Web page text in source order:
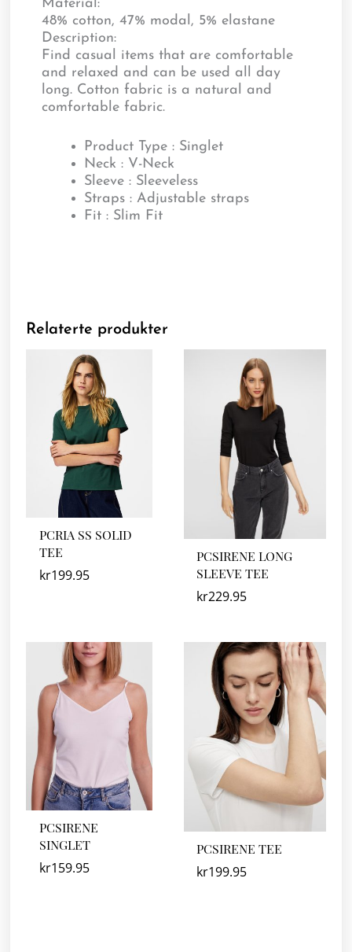
Material:
48% cotton, 47% modal, 5% elastane
Description:
Find casual items that are comfortable
and relaxed and can be used all day
long. Cotton fabric is a natural and
comfortable fabric.
Product Type : Singlet
Neck : V-Neck
Sleeve : Sleeveless
Straps : Adjustable straps
Fit : Slim Fit
Relaterte produkter
PCRIA SS SOLID
TEE
kr199.95
PCSIRENE LONG
SLEEVE TEE
kr229.95
PCSIRENE
SINGLET
kr159.95
PCSIRENE TEE
kr199.95